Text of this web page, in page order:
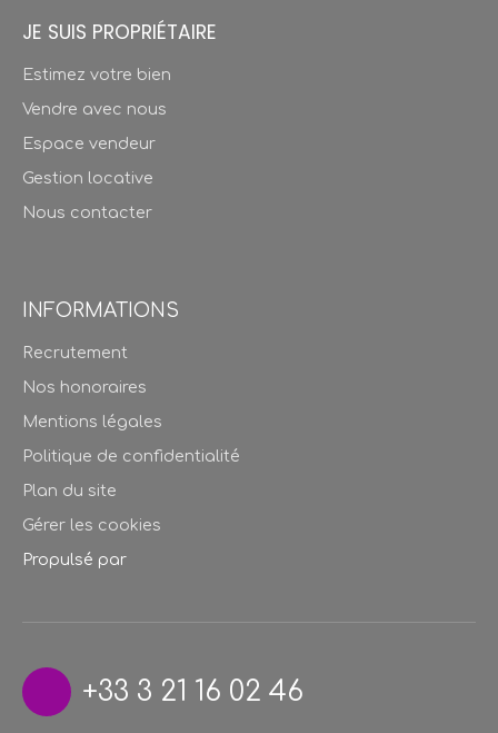
JE SUIS PROPRIÉTAIRE
Estimez votre bien
Vendre avec nous
Espace vendeur
Gestion locative
Nous contacter
INFORMATIONS
Recrutement
Nos honoraires
Mentions légales
Politique de confidentialité
Plan du site
Gérer les cookies
Propulsé par
+33 3 21 16 02 46